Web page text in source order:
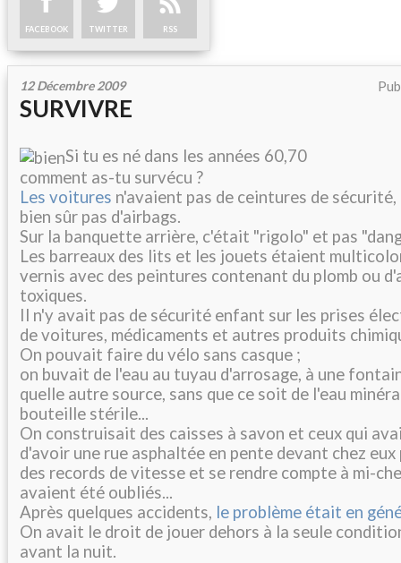
FACEBOOK TWITTER RSS
12 Décembre 2009
SURVIVRE
Si tu es né dans les années 60,70
comment as-tu survécu ?
Les voitures n'avaient pas de ceintures de
bien sûr pas d'airbags.
Sur la banquette arrière, c'était "rigolo" et pas
Les barreaux des lits et les jouets étaient
vernis avec des peintures contenant du plomb ou
toxiques.
Il n'y avait pas de sécurité enfant sur les prises
de voitures, médicaments et autres produits
On pouvait faire du vélo sans casque ;
on buvait de l'eau au tuyau d'arrosage, à une
quelle autre source, sans que ce soit de l'eau
bouteille stérile...
On construisait des caisses à savon et ceux qui
d'avoir une rue asphaltée en pente devant chez
des records de vitesse et se rendre compte à mi-
avaient été oubliés...
Après quelques accidents, le problème était en
On avait le droit de jouer dehors à la seule
avant la nuit.